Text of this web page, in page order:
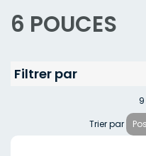
6 POUCES
9
Trier par
Filtrer par